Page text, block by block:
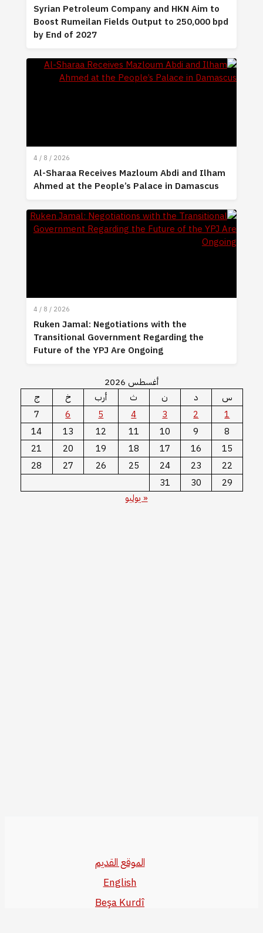
Syrian Petroleum Company and HKN Aim to
Boost Rumeilan Fields Output to 250,000 bpd
by End of 2027
4 / 8 / 2026
Al-Sharaa Receives Mazloum Abdi and Ilham
Ahmed at the People’s Palace in Damascus
4 / 8 / 2026
Ruken Jamal: Negotiations with the
Transitional Government Regarding the
Future of the YPJ Are Ongoing
أغسطس 2026
س
د ن ث أرب خ
ج
1
2
3
4
5
6
7
8
9
10
11
12
13
14
15
16
17
18
19
20
21
22
23
24
25
26
27
28
29
30
31
« يوليو
الموقع القديم
English
Beşa Kurdî